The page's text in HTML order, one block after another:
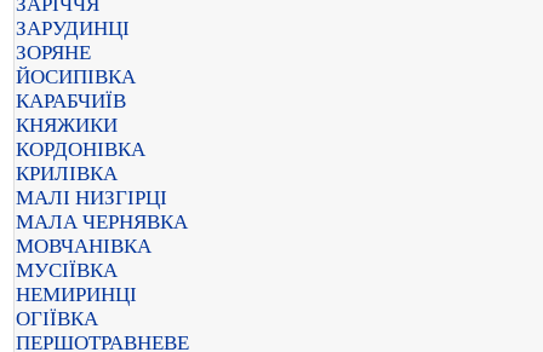
ЗАРУДИНЦІ
ЗОРЯНЕ
ЙОСИПІВКА
КАРАБЧИЇВ
КНЯЖИКИ
КОРДОНІВКА
КРИЛІВКА
МАЛІ НИЗГІРЦІ
МАЛА ЧЕРНЯВКА
МОВЧАНІВКА
МУСІЇВКА
НЕМИРИНЦІ
ОГІЇВКА
ПЕРШОТРАВНЕВЕ